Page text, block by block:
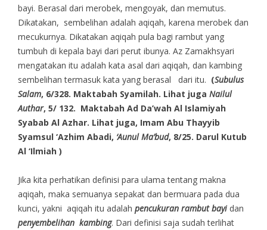
bayi. Berasal dari merobek, mengoyak, dan memutus.
Dikatakan, sembelihan adalah aqiqah, karena merobek dan
mecukurnya. Dikatakan aqiqah pula bagi rambut yang
tumbuh di kepala bayi dari perut ibunya. Az Zamakhsyari
mengatakan itu adalah kata asal dari aqiqah, dan kambing
sembelihan termasuk kata yang berasal dari itu. (Subulus
Salam, 6/328. Maktabah Syamilah. Lihat juga Nailul
Authar, 5/ 132. Maktabah Ad Da’wah Al Islamiyah
Syabab Al Azhar. Lihat juga, Imam Abu Thayyib
Syamsul ‘Azhim Abadi, ‘Aunul Ma’bud, 8/25. Darul Kutub
Al ‘Ilmiah )
Jika kita perhatikan definisi para ulama tentang makna
aqiqah, maka semuanya sepakat dan bermuara pada dua
kunci, yakni aqiqah itu adalah pencukuran rambut bayi dan
penyembelihan kambing. Dari definisi saja sudah terlihat